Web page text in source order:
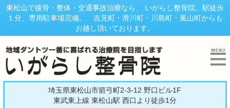
東松山で接骨・整体・交通事故治療なら、 いがらし整骨院。駅徒歩
１分、専用駐車場完備。 吉見町・滑川町・川島町・嵐山町からも
お越し頂いております。
埼玉県東松山市箭弓町2-3-12 野口ビル1F
東武東上線 東松山駅 西口より徒歩1分